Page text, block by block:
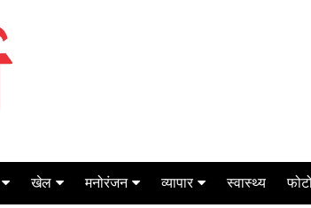
खेल मनोरंजन व्यापार स्वास्थ्य